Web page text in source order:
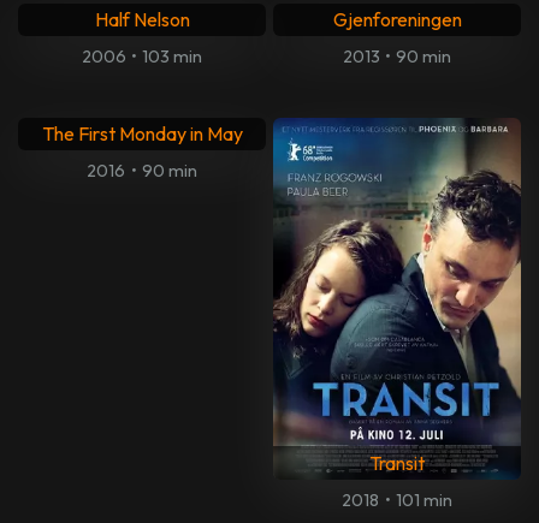
Half Nelson
2006 • 103 min
Gjenforeningen
2013 • 90 min
The First Monday in May
2016 • 90 min
Transit
2018 • 101 min